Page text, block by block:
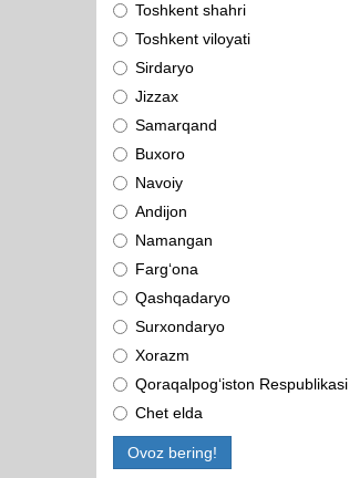
Toshkent shahri
Toshkent viloyati
Sirdaryo
Jizzax
Samarqand
Buxoro
Navoiy
Andijon
Namangan
Farg‘ona
Qashqadaryo
Surxondaryo
Xorazm
Qoraqalpog‘iston Respublikasi
Chet elda
Ovoz bering!